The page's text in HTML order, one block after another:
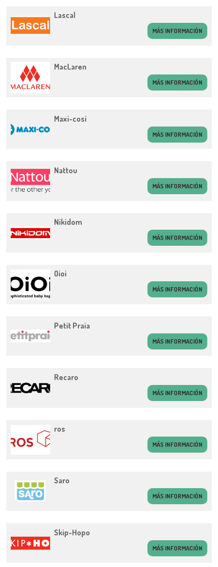
Lascal
MÁS INFORMACIÓN
MacLaren
MÁS INFORMACIÓN
Maxi-cosi
MÁS INFORMACIÓN
Nattou
MÁS INFORMACIÓN
Nikidom
MÁS INFORMACIÓN
Oioi
MÁS INFORMACIÓN
Petit Praia
MÁS INFORMACIÓN
Recaro
MÁS INFORMACIÓN
ros
MÁS INFORMACIÓN
Saro
MÁS INFORMACIÓN
Skip-Hopo
MÁS INFORMACIÓN